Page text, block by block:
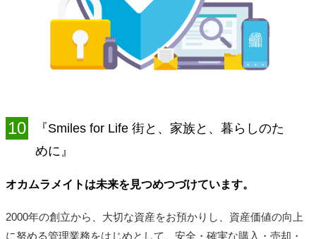
10
『Smiles for Life 街と、家族と、暮らしのた
めに』
オカムラメイトは未来を見つめつづけています。
2000年の創立から、大切な資産をお預かりし、資産価値の向上
に努める管理業務をはじめとして、安全・確実な購入・売却・